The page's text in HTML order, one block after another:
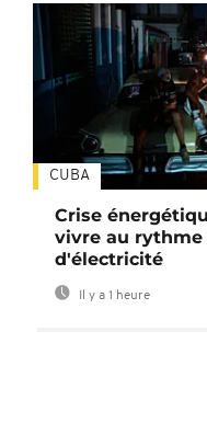
CUBA
Crise
vivre au rythme
d'électricité
Il y a 1 heure